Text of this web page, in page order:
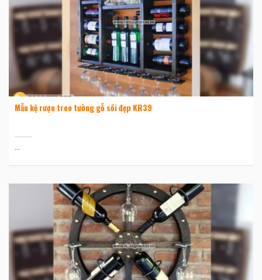
Mẫu kệ rượu treo tường gỗ sồi đẹp KR39
...